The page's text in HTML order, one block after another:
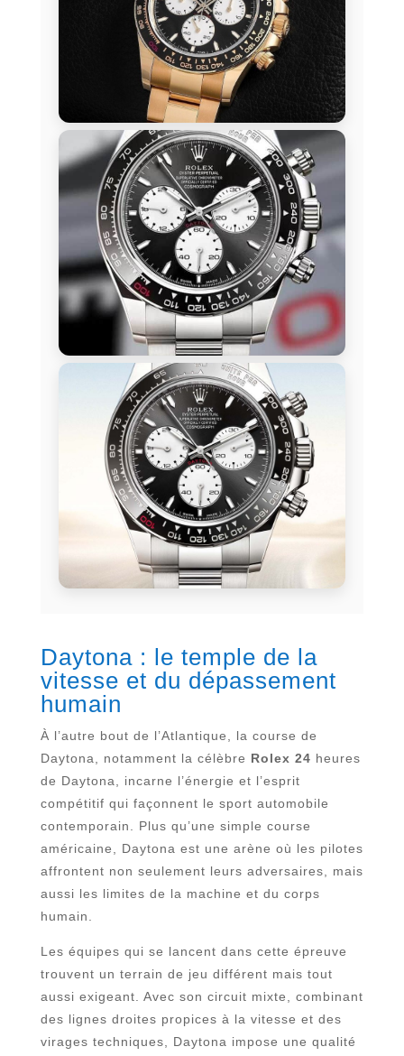
Daytona : le temple de la
vitesse et du dépassement
humain
À l’autre bout de l’Atlantique, la course de
Daytona, notamment la célèbre Rolex 24 heures
de Daytona, incarne l’énergie et l’esprit
compétitif qui façonnent le sport automobile
contemporain. Plus qu’une simple course
américaine, Daytona est une arène où les pilotes
affrontent non seulement leurs adversaires, mais
aussi les limites de la machine et du corps
humain.
Les équipes qui se lancent dans cette épreuve
trouvent un terrain de jeu différent mais tout
aussi exigeant. Avec son circuit mixte, combinant
des lignes droites propices à la vitesse et des
virages techniques, Daytona impose une qualité